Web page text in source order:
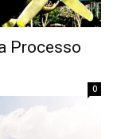
Processo
0